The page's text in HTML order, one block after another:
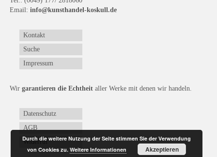
Email: info@kunsthandel-koskull.de
Kontakt
Suche
Impressum
Wir garantieren die Echtheit aller Werke mit denen wir handeln.
Datenschutz
AGB
Widerruf
Durch die weitere Nutzung der Seite stimmen Sie der Verwendung
von Cookies zu.Weitere Informationen Akzeptieren